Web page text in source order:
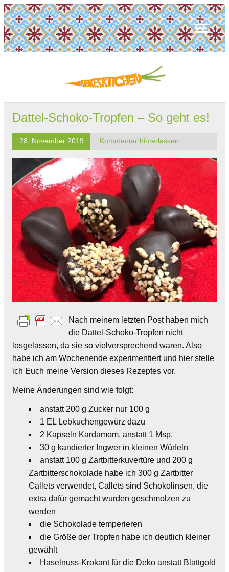
Dattel-Schoko-Tropfen – So geht es!
28. November 2019 Kommentar hinterlassen
Nach meinem letzten Post haben mich
die Dattel-Schoko-Tropfen nicht
losgelassen, da sie so vielversprechend waren. Also
habe ich am Wochenende experimentiert und hier stelle
ich Euch meine Version dieses Rezeptes vor.
Meine Änderungen sind wie folgt:
anstatt 200 g Zucker nur 100 g
1 EL Lebkuchengewürz dazu
2 Kapseln Kardamom, anstatt 1 Msp.
30 g kandierter Ingwer in kleinen Würfeln
anstatt 100 g Zartbitterkuvertüre und 200 g
Zartbitterschokolade habe ich 300 g Zartbitter
Callets verwendet, Callets sind Schokolinsen, die
extra dafür gemacht wurden geschmolzen zu
werden
die Schokolade temperieren
die Größe der Tropfen habe ich deutlich kleiner
gewählt
Haselnuss-Krokant für die Deko anstatt Blattgold